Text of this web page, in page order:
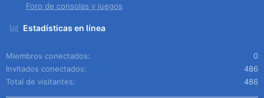
Foro de consolas y juegos
Estadísticas en línea
Miembros conectados
0
Invitados conectados
486
Total de visitantes
486